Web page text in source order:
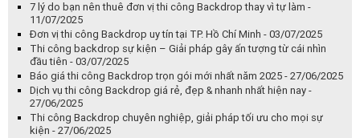
7 lý do bạn nên thuê đơn vị thi công Backdrop thay vì tự làm -
11/07/2025
Đơn vị thi công Backdrop uy tín tại TP. Hồ Chí Minh - 03/07/2025
Thi công backdrop sự kiện – Giải pháp gây ấn tượng từ cái nhìn
đầu tiên - 03/07/2025
Báo giá thi công Backdrop trọn gói mới nhất năm 2025 - 27/06/2025
Dịch vụ thi công Backdrop giá rẻ, đẹp & nhanh nhất hiện nay -
27/06/2025
Thi công Backdrop chuyên nghiệp, giải pháp tối ưu cho mọi sự
kiện - 27/06/2025